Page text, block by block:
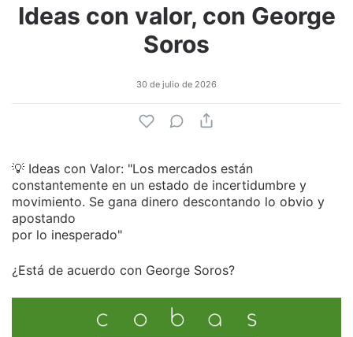
Ideas con valor, con George
Soros
30 de julio de 2026
💡 Ideas con Valor: "Los mercados están
constantemente en un estado de incertidumbre y
movimiento. Se gana dinero descontando lo obvio y
apostando
por lo inesperado"
¿Está de acuerdo con George Soros?